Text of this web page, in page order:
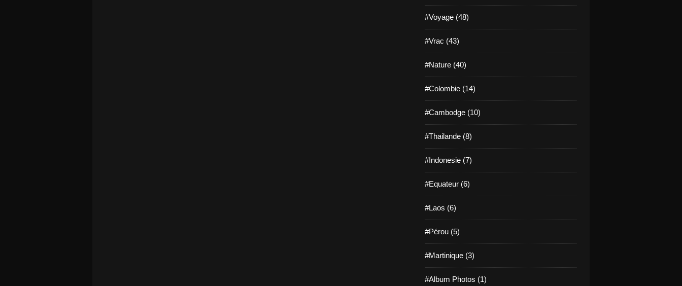
#Voyage (48)
#Vrac (43)
#Nature (40)
#Colombie (14)
#Cambodge (10)
#Thailande (8)
#Indonesie (7)
#Equateur (6)
#Laos (6)
#Pérou (5)
#Martinique (3)
#Album Photos (1)